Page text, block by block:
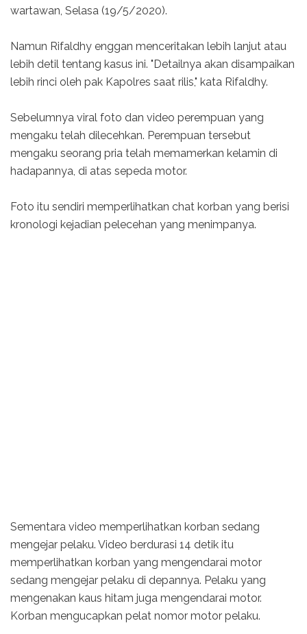
wartawan, Selasa (19/5/2020).
Namun Rifaldhy enggan menceritakan lebih lanjut atau
lebih detil tentang kasus ini. "Detailnya akan disampaikan
lebih rinci oleh pak Kapolres saat rilis," kata Rifaldhy.
Sebelumnya viral foto dan video perempuan yang
mengaku telah dilecehkan. Perempuan tersebut
mengaku seorang pria telah memamerkan kelamin di
hadapannya, di atas sepeda motor.
Foto itu sendiri memperlihatkan chat korban yang berisi
kronologi kejadian pelecehan yang menimpanya.
Sementara video memperlihatkan korban sedang
mengejar pelaku. Video berdurasi 14 detik itu
memperlihatkan korban yang mengendarai motor
sedang mengejar pelaku di depannya. Pelaku yang
mengenakan kaus hitam juga mengendarai motor.
Korban mengucapkan pelat nomor motor pelaku.